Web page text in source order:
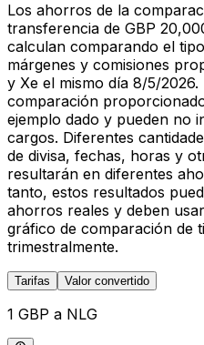
Los ahorros de la
transferencia de GBP
calculan comparando el
márgenes y comisiones
y Xe el mismo día 8/5/
comparación
ejemplo dado y pueden no
cargos. Diferentes
de divisa, fechas, horas y
resultarán en diferentes
tanto, estos resultados
ahorros reales y deben
gráfico de comparación de
trimestralmente.
Tarifas Valor convertido
1 GBP a NLG